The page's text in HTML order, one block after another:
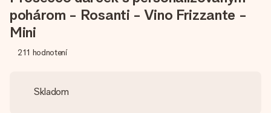
pohárom - Rosanti - Vino Frizzante -
Mini
211 hodnotení
Skladom